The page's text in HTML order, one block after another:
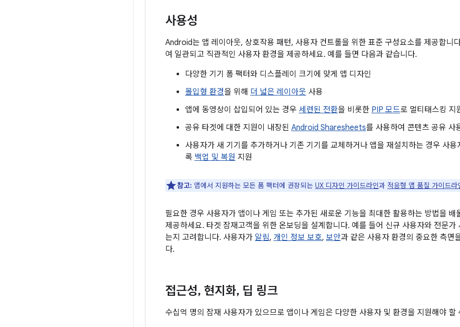
사용성
Android는 앱 레이아웃, 상호작용 패턴, 사용자 컨트롤을 위한 표준 구성요소를 제공합니
여 일관되고 직관적인 사용자 환경을 제공하세요. 예를 들면 다음과 같습니다.
다양한 기기 폼 팩터와 디스플레이 크기에 맞게 앱 디자인
몰입형 환경을 위해 더 넓은 레이아웃 사용
앱에 동영상이 삽입되어 있는 경우 세련된 전환을 비롯한 PIP 모드로 멀티태스킹 지
공유 타겟에 대한 지원이 내장된 Android Sharesheets를 사용하여 콘텐츠 공유 사
사용자가 새 기기를 추가하거나 기존 기기를 교체하거나 앱을 재설치하는 경우 사
록 백업 및 복원 지원
참고: 앱에서 지원하는 모든 폼 팩터에 권장되는 UX 디자인 가이드라인과 적응형 앱 품질 가이드라
필요한 경우 사용자가 앱이나 게임 또는 추가된 새로운 기능을 최대한 활용하는 방법을 배
제공하세요. 타겟 잠재고객을 위한 온보딩을 설계합니다. 예를 들어 신규 사용자와 전문가
는지 고려합니다. 사용자가 알림, 개인 정보 보호, 보안과 같은 사용자 환경의 중요한 측면
다.
접근성, 현지화, 딥 링크
수십억 명의 잠재 사용자가 있으므로 앱이나 게임은 다양한 사용자 및 환경을 지원해야 할